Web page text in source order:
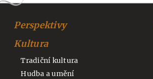
Perspektivy
Kultura
Tradiční kultura
Hudba a umění